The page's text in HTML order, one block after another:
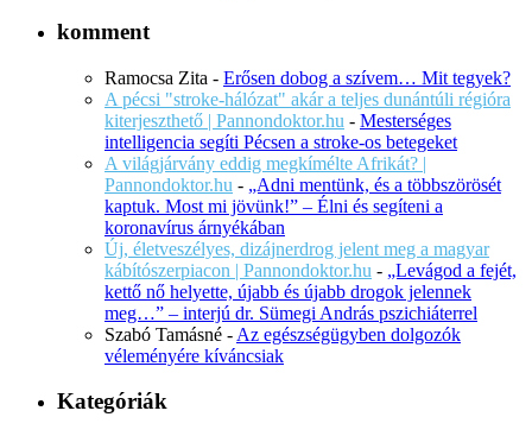
komment
Ramocsa Zita - Erősen dobog a szívem… Mit tegyek?
A pécsi "stroke-hálózat" akár a teljes dunántúli régióra
kiterjeszthető | Pannondoktor.hu - Mesterséges
intelligencia segíti Pécsen a stroke-os betegeket
A világjárvány eddig megkímélte Afrikát? |
Pannondoktor.hu - „Adni mentünk, és a többszörösét
kaptuk. Most mi jövünk!” – Élni és segíteni a
koronavírus árnyékában
Új, életveszélyes, dizájnerdrog jelent meg a magyar
kábítószerpiacon | Pannondoktor.hu - „Levágod a fejét,
kettő nő helyette, újabb és újabb drogok jelennek
meg…” – interjú dr. Sümegi András pszichiáterrel
Szabó Tamásné - Az egészségügyben dolgozók
véleményére kíváncsiak
Kategóriák